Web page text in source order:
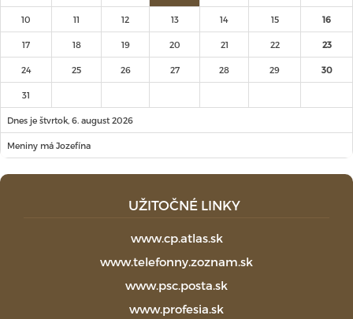
10 11 12 13 14 15 16
17 18 19 20 21 22 23
24 25 26 27 28 29 30
31
Dnes je štvrtok, 6. august 2026
Meniny má Jozefína
UŽITOČNÉ LINKY
www.cp.atlas.sk
www.telefonny.zoznam.sk
www.psc.posta.sk
www.profesia.sk